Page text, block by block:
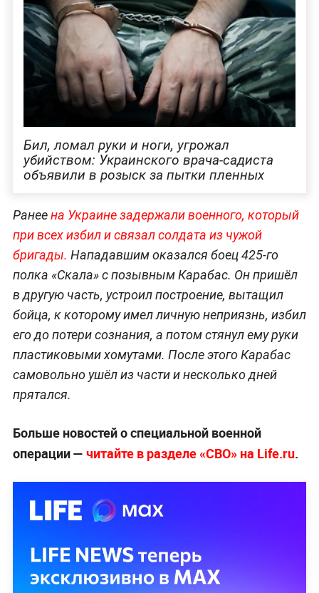
Бил, ломал руки и ноги, угрожал
убийством: Украинского врача-садиста
объявили в розыск за пытки пленных
Ранеена Украине задержали военного, который
при всех избил и связал солдата из чужой
бригады. Нападавшим оказался боец 425-го
полка «Скала» с позывным Карабас. Он пришёл
в другую часть, устроил построение, вытащил
бойца, к которому имел личную неприязнь, избил
его до потери сознания, а потом стянул ему руки
пластиковыми хомутами. После этого Карабас
самовольно ушёл из части и несколько дней
прятался.
Больше новостей о специальной военной
операции — читайте в разделе «СВО» на Life.ru.